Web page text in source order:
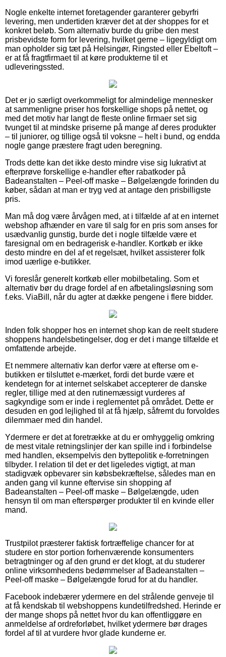
Nogle enkelte internet foretagender garanterer gebyrfri
levering, men undertiden kræver det at der shoppes for et
konkret beløb. Som alternativ burde du gribe den mest
prisbevidste form for levering, hvilket gerne – ligegyldigt om
man opholder sig tæt på Helsingør, Ringsted eller Ebeltoft –
er at få fragtfirmaet til at køre produkterne til et
udleveringssted.
Det er jo særligt overkommeligt for almindelige mennesker
at sammenligne priser hos forskellige shops på nettet, og
med det motiv har langt de fleste online firmaer set sig
tvunget til at mindske priserne på mange af deres produkter
– til juniorer, og tillige også til voksne – helt i bund, og endda
nogle gange præstere fragt uden beregning.
Trods dette kan det ikke desto mindre vise sig lukrativt at
efterprøve forskellige e-handler efter rabatkoder på
Badeanstalten – Peel-off maske – Bølgelængde forinden du
køber, sådan at man er tryg ved at antage den prisbilligste
pris.
Man må dog være årvågen med, at i tilfælde af at en internet
webshop afhænder en vare til salg for en pris som anses for
usædvanlig gunstig, burde det i nogle tilfælde være et
faresignal om en bedragerisk e-handler. Kortkøb er ikke
desto mindre en del af et regelsæt, hvilket assisterer folk
imod uærlige e-butikker.
Vi foreslår generelt kortkøb eller mobilbetaling. Som et
alternativ bør du drage fordel af en afbetalingsløsning som
f.eks. ViaBill, når du agter at dække pengene i flere bidder.
Inden folk shopper hos en internet shop kan de reelt studere
shoppens handelsbetingelser, dog er det i mange tilfælde et
omfattende arbejde.
Et nemmere alternativ kan derfor være at efterse om e-
butikken er tilsluttet e-mærket, fordi det burde være et
kendetegn for at internet selskabet accepterer de danske
regler, tillige med at den rutinemæssigt vurderes af
sagkyndige som er inde i reglementet på området. Dette er
desuden en god lejlighed til at få hjælp, såfremt du forvoldes
dilemmaer med din handel.
Ydermere er det at foretrække at du er omhyggelig omkring
de mest vitale retningslinjer der kan spille ind i forbindelse
med handlen, eksempelvis den byttepolitik e-forretningen
tilbyder. I relation til det er det ligeledes vigtigt, at man
stadigvæk opbevarer sin købsbekræftelse, således man en
anden gang vil kunne eftervise sin shopping af
Badeanstalten – Peel-off maske – Bølgelængde, uden
hensyn til om man efterspørger produkter til en kvinde eller
mand.
Trustpilot præsterer faktisk fortræffelige chancer for at
studere en stor portion forhenværende konsumenters
betragtninger og af den grund er det klogt, at du studerer
online virksomhedens bedømmelser af Badeanstalten –
Peel-off maske – Bølgelængde forud for at du handler.
Facebook indebærer ydermere en del strålende genveje til
at få kendskab til webshoppens kundetilfredshed. Herinde er
der mange shops på nettet hvor du kan offentliggøre en
anmeldelse af ordreforløbet, hvilket ydermere bør drages
fordel af til at vurdere hvor glade kunderne er.